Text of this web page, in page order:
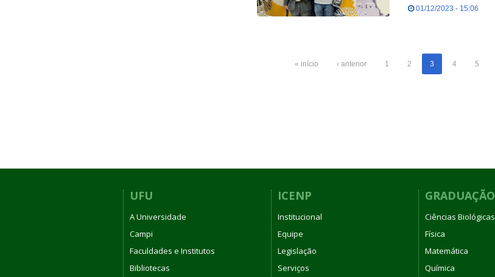
01/12/2023 - 15:06
« início ‹ anterior 1 2 3 4 5
UFU
A Universidade
Campi
Faculdades e Institutos
Bibliotecas
ICENP
Institucional
Equipe
Legislação
Serviços
GRADUAÇÃO
Ciências Biológicas
Física
Matemática
Química